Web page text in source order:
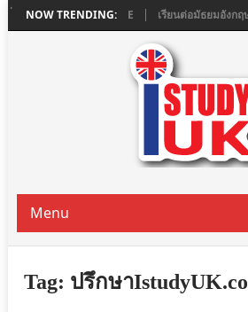
NOW TRENDING:
COLLEGE เรียนต่อมัธยมอังกฤ
Menu
Tag: ปรึกษา